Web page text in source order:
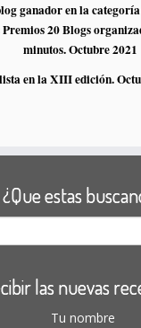
ganador en la
20 Blogs
minutos. Octubre 2021
en la XIII edición.
¿Que estas
las nuevas
Tu nombre